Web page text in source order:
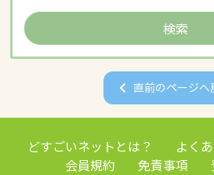
直前のページへ
どすごいネットとは？ よく
会員規約
免責事項